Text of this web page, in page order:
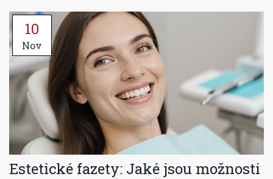
10
Nov
Estetické fazety: Jaké jsou možnosti